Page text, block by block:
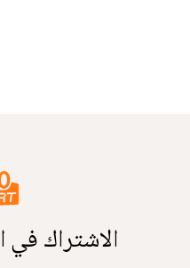
الاشتراك في